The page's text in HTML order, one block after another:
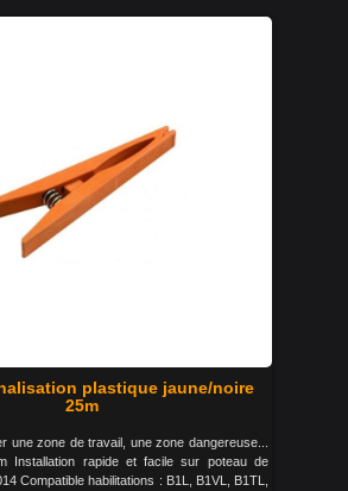
plastique jaune/noire
25m
une zone de travail, une zone dangereuse...
Installation rapide et facile sur poteau de
Compatible habilitations : B1L, B1VL, B1TL,